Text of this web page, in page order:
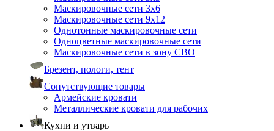
Маскировочные сети 3х6
Маскировочные сети 9х12
Однотонные маскировочные сети
Одноцветные маскировочные сети
Маскировочные сети в зону СВО
Брезент, пологи, тент
Сопутствующие товары
Армейские кровати
Металлические кровати для рабочих
Кухни и утварь